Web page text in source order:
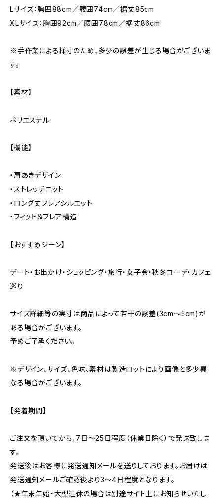
Lサイズ：胸囲88cm／腰囲74cm／裾丈85cm
XLサイズ：胸囲92cm／腰囲78cm／裾丈86cm
※手作業による採寸のため、多少の誤差が生じる場合がございま
す。
【素材】
ポリエステル
【機能】
・肩あきデザイン
・ストレッチニット
・ロング丈フレアシルエット
・フィット＆フレア構造
【おすすめシーン】
デート・お出かけ・ショッピング・旅行・女子会・秋冬コーデ・カフェ
巡り
サイズ詳細等の実寸は商品によって若干の誤差(3cm〜5cm)が
ある場合がございます。
予めご了承ください。
※デザイン、サイズ、色味、素材は製造ロットにより画像と多少異
なる場合がございます。
【発着期間】
ご注文を頂いてから、7日〜25日程度（休業日除く）で発送致しま
す。
発送後はお客様に発送通知メールを送りしております。お届けは
発送通知メールご確認後より3〜4日程度となります。
（★年末年始・大型連休の場合は別途サイト上にお知らせいたし